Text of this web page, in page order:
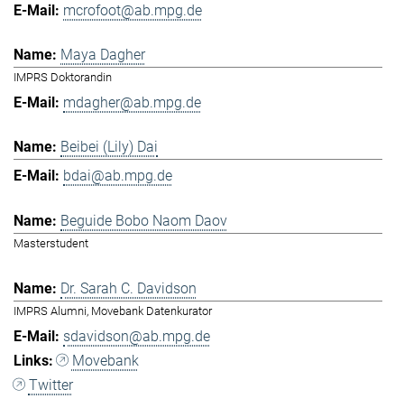
mcrofoot@ab.mpg.de
Maya Dagher
IMPRS Doktorandin
mdagher@ab.mpg.de
Beibei (Lily) Dai
bdai@ab.mpg.de
Beguide Bobo Naom Daov
Masterstudent
Dr. Sarah C. Davidson
IMPRS Alumni, Movebank Datenkurator
sdavidson@ab.mpg.de
Movebank
Twitter